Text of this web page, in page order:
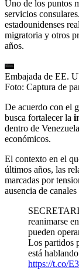
Uno de los puntos
servicios
estadounidenses
migratoria y otros
años.
Embajada de EE.
Foto: Captura de
De acuerdo con el
busca fortalecer la
dentro de
económicos.
El contexto en el
últimos años, las
marcadas por
ausencia de
reanimarse
pueden
Los partidos
está
https://t.co/